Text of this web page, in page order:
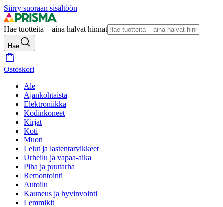
Siirry suoraan sisältöön
Hae tuotteita – aina halvat hinnat
Hae
Ostoskori
Ale
Ajankohtaista
Elektroniikka
Kodinkoneet
Kirjat
Koti
Muoti
Lelut ja lastentarvikkeet
Urheilu ja vapaa-aika
Piha ja puutarha
Remontointi
Autoilu
Kauneus ja hyvinvointi
Lemmikit